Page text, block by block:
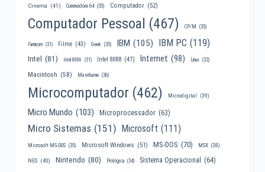
Cinema (41) Commodore 64 (35) Computador (52)
Computador Pessoal (467) CP/M (35)
Famicom (31) Filme (43) Geek (35) IBM (105) IBM PC (119)
Intel (81) Intel 8086 (31) Intel 8088 (47) Internet (98) Linux (32)
Macintosh (58) Mainframe (36)
Microcomputador (462) Microdigital (39)
Micro Mundo (103) Microprocessador (63)
Micro Sistemas (151) Microsoft (111)
Microsoft MS-DOS (35) Microsoft Windows (51) MS-DOS (70) MSX (38)
NES (40) Nintendo (80) Prológica (34) Sistema Operacional
(64)